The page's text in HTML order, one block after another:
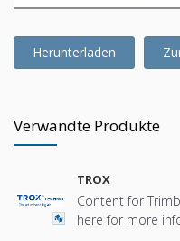
Herunterladen
Verwandte Produkte
TROX
Content for
here for more